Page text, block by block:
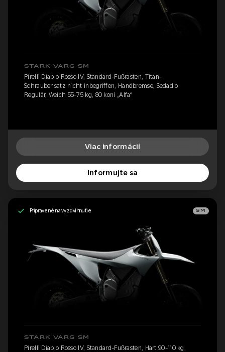
STARK VARG SM
Pirelli Diablo Rosso IV, Standard-Fußrasten, Titan-
Schraubensatz nicht inbegriffen, Handbremse, Sedadlo
Regulär, Weich 55-75 kg, 80 koní „Alfa“
Viac informácií
Informujte sa
Pripravené na vyzdvihnutie SM
STARK VARG SM
Pirelli Diablo Rosso IV, Standard-Fußrasten, Hart 90-110 kg,